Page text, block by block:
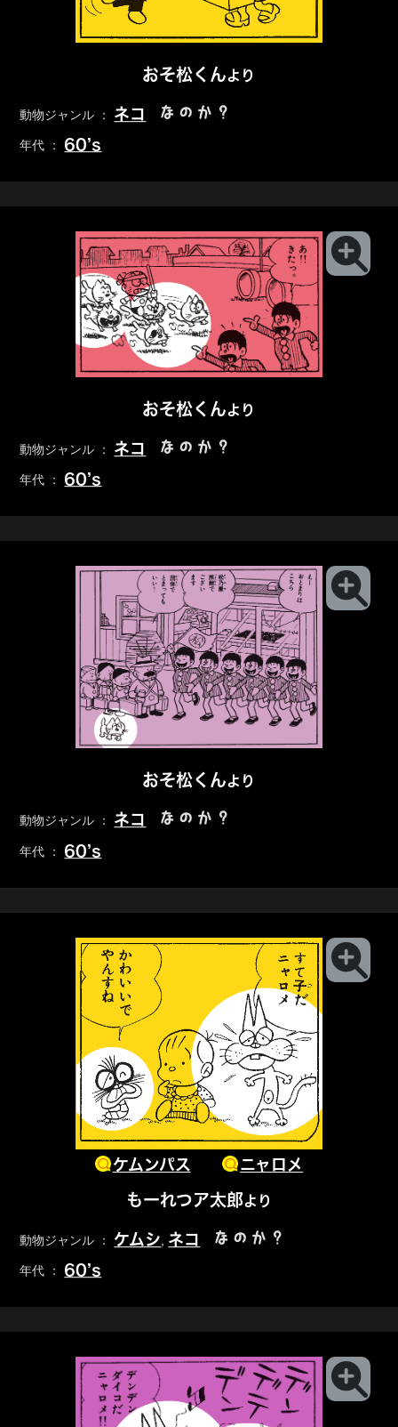
おそ松くんより
動物ジャンル ： ネコ なのか？
年代 ： 60’s
おそ松くんより
動物ジャンル ： ネコ なのか？
年代 ： 60’s
おそ松くんより
動物ジャンル ： ネコ なのか？
年代 ： 60’s
ケムンパス ニャロメ
もーれつア太郎より
動物ジャンル ： ケムシ ネコ なのか？
年代 ： 60’s